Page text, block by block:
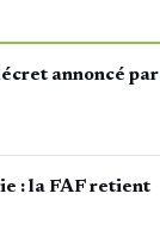
annoncé par
: la FAF retient